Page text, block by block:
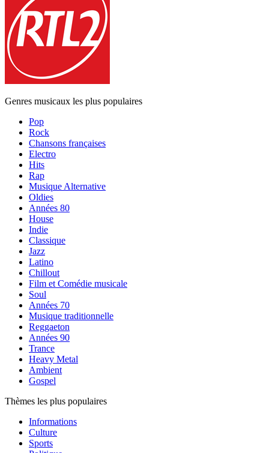
Genres musicaux les plus populaires
Pop
Rock
Chansons françaises
Electro
Hits
Rap
Musique Alternative
Oldies
Années 80
House
Indie
Classique
Jazz
Latino
Chillout
Film et Comédie musicale
Soul
Années 70
Musique traditionnelle
Reggaeton
Années 90
Trance
Heavy Metal
Ambient
Gospel
Thèmes les plus populaires
Informations
Culture
Sports